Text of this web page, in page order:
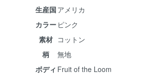
生産国 アメリカ
カラー ピンク
素材 コットン
柄
無地
ボディ Fruit of the Loom